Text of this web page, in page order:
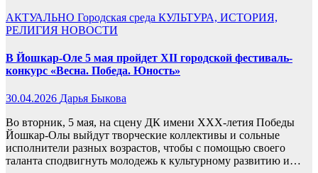
АКТУАЛЬНО Городская среда КУЛЬТУРА, ИСТОРИЯ,
РЕЛИГИЯ НОВОСТИ
В Йошкар-Оле 5 мая пройдет XII городской фестиваль-
конкурс «Весна. Победа. Юность»
30.04.2026 Дарья Быкова
Во вторник, 5 мая, на сцену ДК имени ХХХ-летия Победы
Йошкар-Олы выйдут творческие коллективы и сольные
исполнители разных возрастов, чтобы с помощью своего
таланта сподвигнуть молодежь к культурному развитию и…